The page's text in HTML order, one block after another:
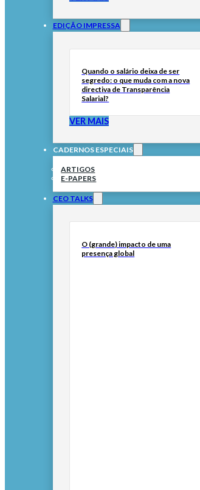
EDIÇÃO IMPRESSA
Quando o salário deixa de ser
segredo: o que muda com a nova
directiva de Transparência
Salarial?
VER MAIS
CADERNOS ESPECIAIS
ARTIGOS
E-PAPERS
CEO TALKS
O (grande) impacto de uma
presença global